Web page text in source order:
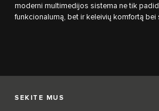
moderni multimedijos sistema ne tik
funkcionalumą, bet ir keleivių komfortą bei
SEKITE MUS